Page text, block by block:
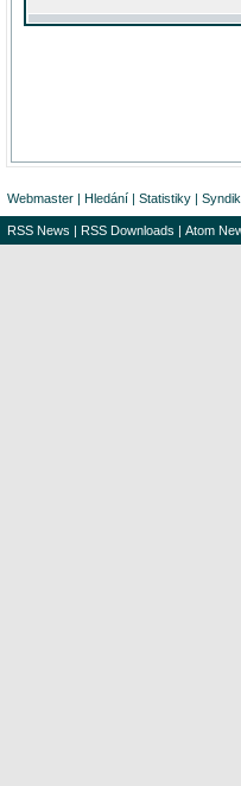
Webmaster | Hledání | Statistiky |
RSS News | RSS Downloads | Atom